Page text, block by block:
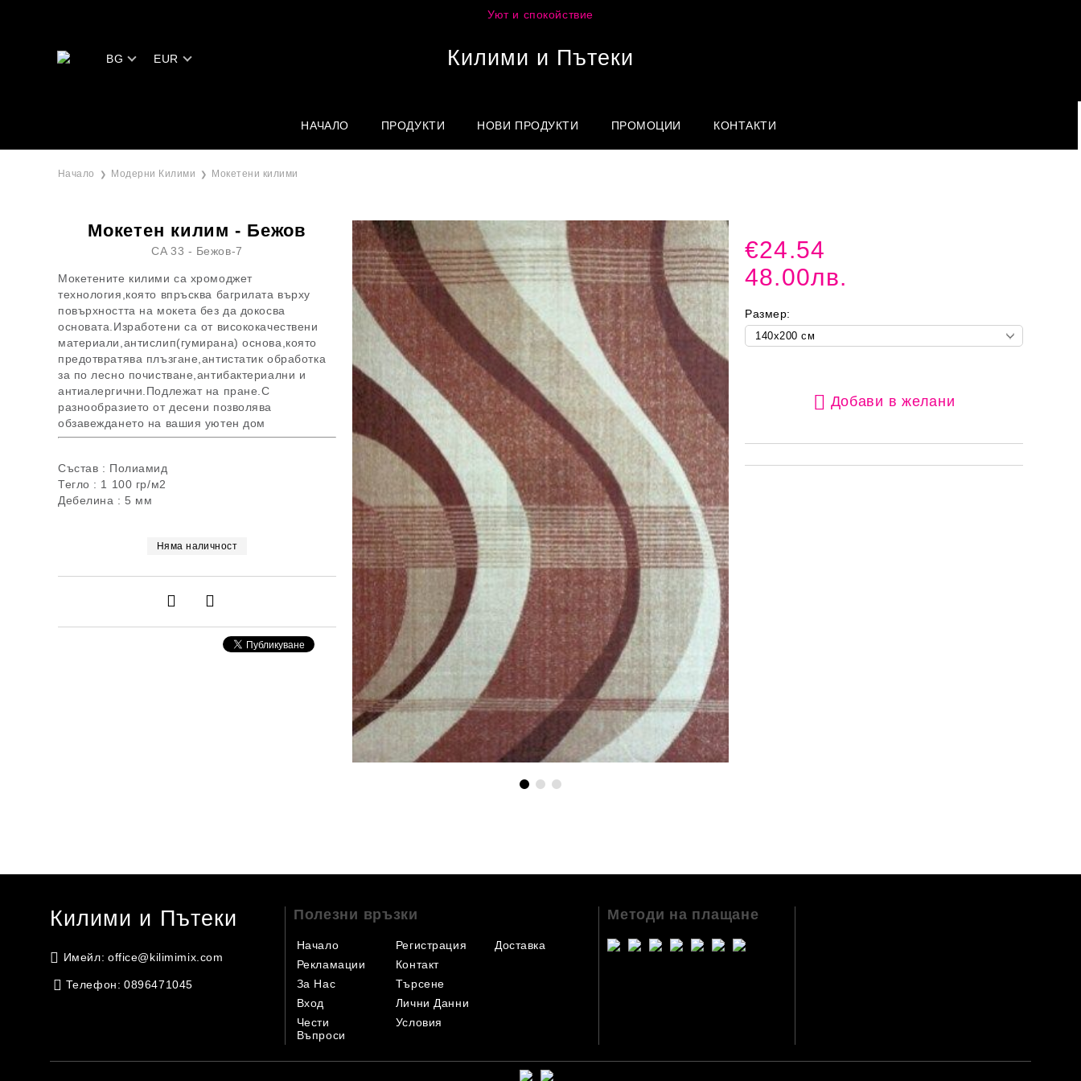
Уют и спокойствие
BG EUR Килими и Пътеки
НАЧАЛО ПРОДУКТИ НОВИ ПРОДУКТИ ПРОМОЦИИ КОНТАКТИ
Начало Модерни Килими Мокетени килими
Мокетен килим - Бежов
CA 33 - Бежов-7
Мокетените килими са хромоджет
технология,която впръсква багрилата върху
повърхността на мокета без да докосва
основата.Изработени са от висококачествени
материали,антислип(гумирана) основа,която
предотвратява плъзгане,антистатик обработка
за по лесно почистване,антибактериални и
антиалергични.Подлежат на пране.С
разнообразието от десени позволява
обзавеждането на вашия уютен дом
Състав : Полиамид
Тегло : 1 100 гр/м2
Дебелина : 5 мм
Няма наличност
€24.54
48.00лв.
Размер:
Добави в желани
Килими и Пътеки
Имейл: office@kilimimix.com
Телефон: 0896471045
Полезни връзки
Начало
Рекламации
За Нас
Вход
Чести
Въпроси
Регистрация
Контакт
Търсене
Лични Данни
Условия
Доставка
Методи на плащане